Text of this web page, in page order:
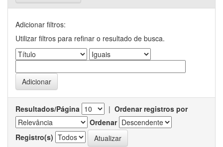
Adicionar filtros:
Utilizar filtros para refinar o resultado de busca.
Resultados/Página | Ordenar registros por
Ordenar
Registro(s)